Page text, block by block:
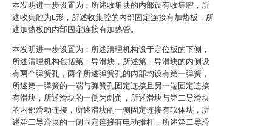
本发明进一步设置为：所述收集块的内部设有收集腔，所
述收集腔为L形，所述收集腔的内部固定连接有加热板，所
述加热板的内部固定连接有加热管。
本发明进一步设置为：所述清理机构设于定位板的下侧，
所述清理机构包括第二导滑块，所述第二导滑块的内侧设
有两个弹簧孔，两个所述弹簧孔的内部均设有第一弹簧，
所述第一弹簧的一端与弹簧孔固定连接且另一端固定连接
有滑块，所述滑块的一侧为斜角，所述滑块与第二导滑块
的内部滑动连接，所述滑块的一侧固定连接有软体块，所
述第二导滑块的一侧固定连接有电动推杆，所述第二导滑